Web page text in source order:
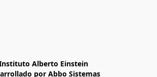
Alberto Einstein
por Abbo Sistemas